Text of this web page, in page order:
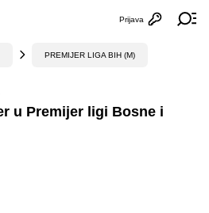
Otvori
Prijava
PREMIJER LIGA BIH (M)
u Premijer ligi Bosne i